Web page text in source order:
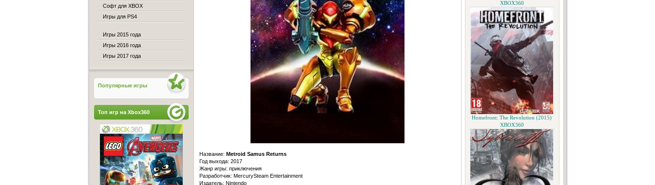
XBOX360
Homefront: The Revolution (2015)
XBOX360
Название: Metroid Samus Returns
Год выхода: 2017
Жанр игры: приключения
Разработчик: MercurySteam Entertainment
Издатель: Nintendo
Софт для XBOX
Игры для PS4
Игры 2015 года
Игры 2016 года
Игры 2017 года
Популярные игры
Топ игр на Xbox360